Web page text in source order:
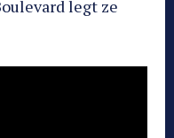
legt ze